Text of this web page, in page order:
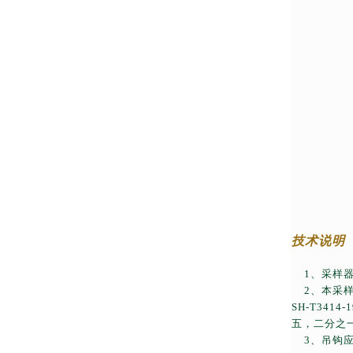
拱顶
技术说明
1
、采样
2 、本采
SH-T3414-
五，二分之
3 、吊钩